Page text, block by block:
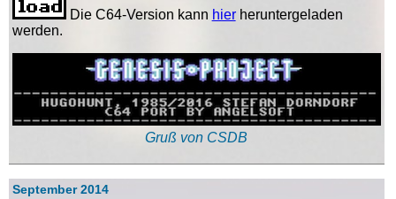
Die C64-Version kann hierheruntergeladen
werden.
Gruß von CSDB
September 2014